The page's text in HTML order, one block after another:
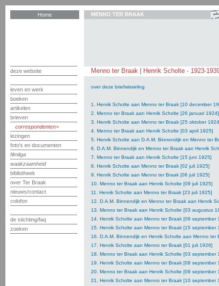
Home
deze website
leven en werk
boeken
artikelen
brieven
correspondenten
lezingen
foto's en documenten
filmliga
waakzaamheid
bibliotheek
over Ter Braak
nieuws/contact
colofon
de stichting/faq
zoeken
MENNO TER BRAAK
Menno ter Braak | Henrik Scholte - 1923-
over deze briefwisseling
1. Henrik Scholte aan Menno ter Braak [10 december
2. Menno ter Braak aan Henrik Scholte [26 januari 1924]
3. Henrik Scholte aan Menno ter Braak [25 oktober
4. Menno ter Braak aan Henrik Scholte [03 april 1925]
5. Henrik Scholte aan D.A.M. Binnendijk en Menno ter
6. D.A.M. Binnendijk en Menno ter Braak aan Henrik
7. Menno ter Braak aan Henrik Scholte [15 juni 1925]
8. Henrik Scholte aan Menno ter Braak [02 juli 1925]
9. Henrik Scholte aan Menno ter Braak [06 juli 1925]
10. Menno ter Braak aan Henrik Scholte [09 juli 1925]
11. Henrik Scholte aan Menno ter Braak [23 juli 1925]
12. D.A.M. Binnendijk en Menno ter Braak aan Henrik
13. Menno ter Braak aan Henrik Scholte [03 augustus
14. Henrik Scholte aan Menno ter Braak [09 september
15. Henrik Scholte aan Menno ter Braak [15 september
16. D.A.M. Binnendijk en Henrik Scholte aan Menno ter
17. Henrik Scholte aan Menno ter Braak [01 juli 1926]
18. Menno ter Braak aan Henrik Scholte [03 september
19. Henrik Scholte aan Menno ter Braak [08 september
20. Menno ter Braak aan Henrik Scholte [09 september
21. Henrik Scholte aan Menno ter Braak [10 september